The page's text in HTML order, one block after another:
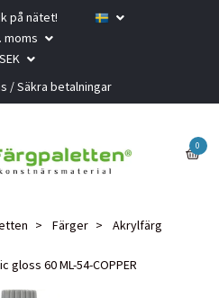
på nätet!
moms
SEK
/ Säkra betalningar
0
Färger
Akrylfärg
gloss 60 ML-54-COPPER